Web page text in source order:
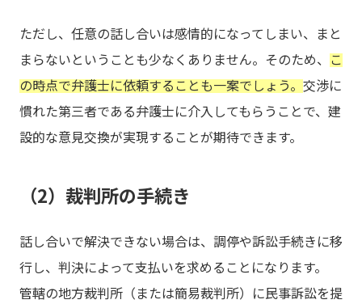
ただし、任意の話し合いは感情的になってしまい、まと
まらないということも少なくありません。そのため、 こ
の時点で弁護士に依頼することも一案でしょう。交渉に
慣れた第三者である弁護士に介入してもらうことで、建
設的な意見交換が実現することが期待できます。
（2）裁判所の手続き
話し合いで解決できない場合は、調停や訴訟手続きに移
行し、判決によって支払いを求めることになります。
管轄の地方裁判所（または簡易裁判所）に民事訴訟を提